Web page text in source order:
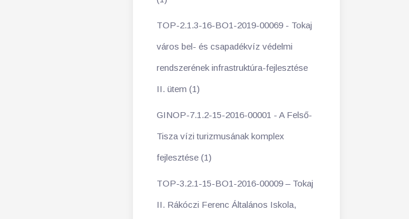
TOP-2.1.3-16-BO1-2019-00069 - Tokaj
város bel- és csapadékvíz védelmi
rendszerének infrastruktúra-fejlesztése
II. ütem (1)
GINOP-7.1.2-15-2016-00001 - A Felső-
Tisza vízi turizmusának komplex
fejlesztése (1)
TOP-3.2.1-15-BO1-2016-00009 – Tokaj
II. Rákóczi Ferenc Általános Iskola,